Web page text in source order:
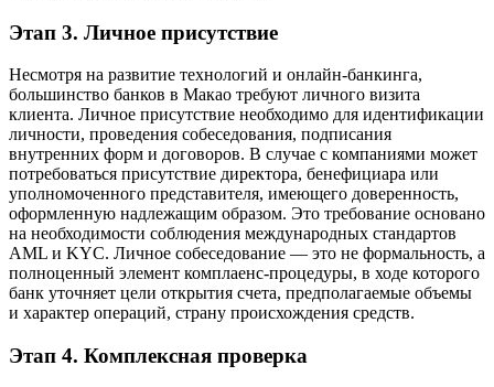
Этап 3. Личное присутствие
Несмотря на развитие технологий и онлайн-банкинга,
большинство банков в Макао требуют личного визита
клиента. Личное присутствие необходимо для идентификации
личности, проведения собеседования, подписания
внутренних форм и договоров. В случае с компаниями может
потребоваться присутствие директора, бенефициара или
уполномоченного представителя, имеющего доверенность,
оформленную надлежащим образом. Это требование основано
на необходимости соблюдения международных стандартов
AML и KYC. Личное собеседование — это не формальность, а
полноценный элемент комплаенс-процедуры, в ходе которого
банк уточняет цели открытия счета, предполагаемые объемы
и характер операций, страну происхождения средств.
Этап 4. Комплексная проверка